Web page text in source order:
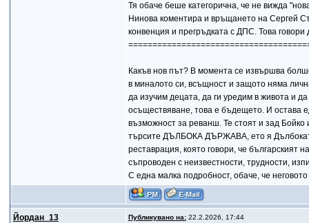
Тя обаче беше категорична, че не вижда
Нинова коментира и връщането на Сергей
конвенция и прегръдката с ДПС. Това
Какъв нов път? В момента се извършва
в миналото си, всъщност и защото няма
да изучим децата, да ги уредим в живота и
осъществяване, това е бъдещето. И остава
възможност за реванш. Те стоят и зад
търсите ДЪЛБОКА ДЪРЖАВА, ето я
реставрация, която говори, че
съпроводен с неизвестности, трудности,
С една малка подробност, обаче, че
Йордан_13 Публикувано на:22.2.2026, 17:44